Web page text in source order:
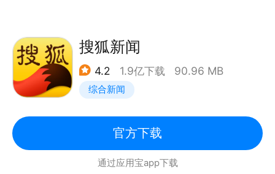
搜狐新闻
4.2 1.9亿下载 90.96 MB
综合新闻
官方下载
通过应用宝app下载